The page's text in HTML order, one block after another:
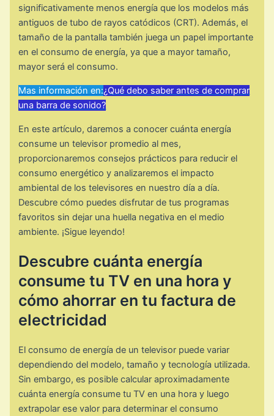
significativamente menos energía que los modelos más
antiguos de tubo de rayos catódicos (CRT). Además, el
tamaño de la pantalla también juega un papel importante
en el consumo de energía, ya que a mayor tamaño,
mayor será el consumo.
Mas información en:¿Qué debo saber antes de comprar
una barra de sonido?
En este artículo, daremos a conocer cuánta energía
consume un televisor promedio al mes,
proporcionaremos consejos prácticos para reducir el
consumo energético y analizaremos el impacto
ambiental de los televisores en nuestro día a día.
Descubre cómo puedes disfrutar de tus programas
favoritos sin dejar una huella negativa en el medio
ambiente. ¡Sigue leyendo!
Descubre cuánta energía
consume tu TV en una hora y
cómo ahorrar en tu factura de
electricidad
El consumo de energía de un televisor puede variar
dependiendo del modelo, tamaño y tecnología utilizada.
Sin embargo, es posible calcular aproximadamente
cuánta energía consume tu TV en una hora y luego
extrapolar ese valor para determinar el consumo